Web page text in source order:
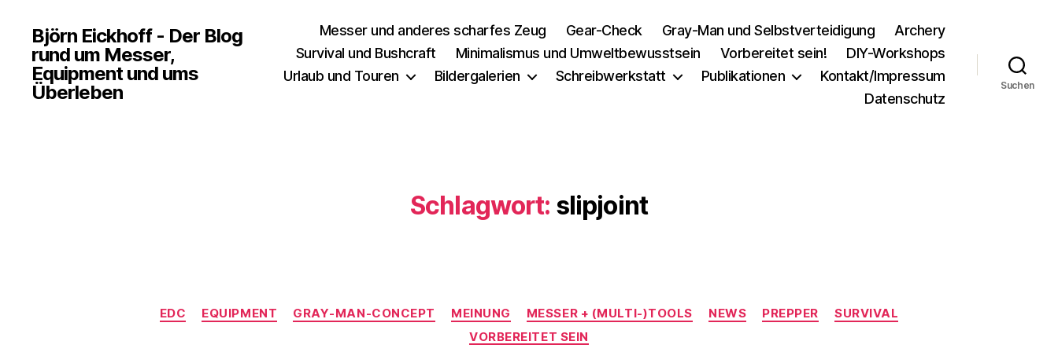
Björn Eickhoff - Der Blog
rund um Messer,
Equipment und ums
Überleben
Messer und anderes scharfes Zeug Gear-Check Gray-Man und Selbstverteidigung
Archery
Survival und Bushcraft
Minimalismus und Umweltbewusstsein Vorbereitet sein!
DIY-Workshops
Urlaub und Touren
Bildergalerien Schreibwerkstatt Publikationen
Kontakt/Impressum
Datenschutz
Suchen
Schlagwort: slipjoint
Kategorien
EDC EQUIPMENT GRAY-MAN-CONCEPT MEINUNG MESSER + (MULTI-)TOOLS NEWS PREPPER
SURVIVAL
VORBEREITET SEIN